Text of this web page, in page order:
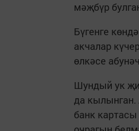
мәҗбүр
Бүгенге
акчалар
өлкәсе
Шундый ук
да кылынган.
банк